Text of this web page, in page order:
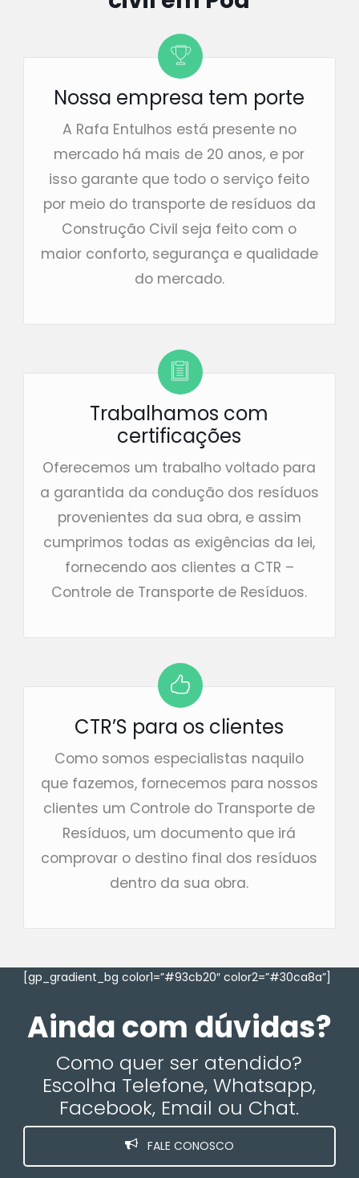
Nossa empresa tem porte
A Rafa Entulhos está presente no
mercado há mais de 20 anos, e por
isso garante que todo o serviço feito
por meio do transporte de resíduos da
Construção Civil seja feito com o
maior conforto, segurança e qualidade
do mercado.
Trabalhamos com
certificações
Oferecemos um trabalho voltado para
a garantida da condução dos resíduos
provenientes da sua obra, e assim
cumprimos todas as exigências da lei,
fornecendo aos clientes a CTR –
Controle de Transporte de Resíduos.
CTR’S para os clientes
Como somos especialistas naquilo
que fazemos, fornecemos para nossos
clientes um Controle do Transporte de
Resíduos, um documento que irá
comprovar o destino final dos resíduos
dentro da sua obra.
[gp_gradient_bg color1=”#93cb20″ color2=”#30ca8a”]
Ainda com dúvidas?
Como quer ser atendido?
Escolha Telefone, Whatsapp,
Facebook, Email ou Chat.
FALE CONOSCO